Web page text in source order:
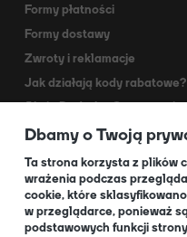
Formy płatności
Formy dostawy
Zwroty i reklamacje
Jak działają kody rabatowe?
Akcja Dodruk - O programie
Kontakt
Dla Partnerów
O NAS
Dbamy o Twoją
Ta strona korzysta z plików
wrażenia podczas
cookie, które
w przeglądarce, ponieważ
podstawowych funkcji